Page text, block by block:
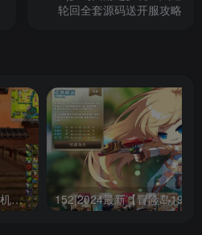
轮回全套源码送开服攻略
119 | 【更新】热血江湖单机网游20.0版一键端GM无限元宝虚拟机安装简单